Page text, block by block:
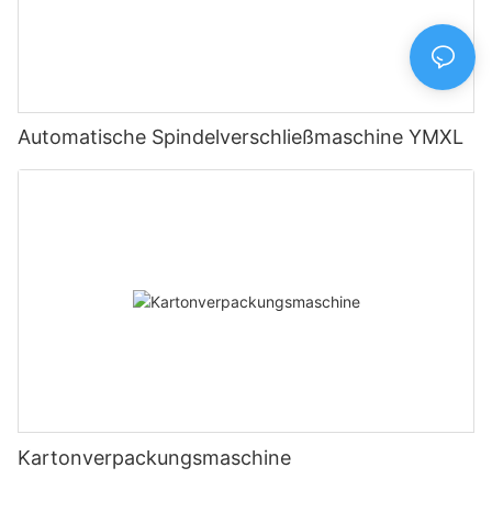
Automatische Spindelverschließmaschine YMXL
Kartonverpackungsmaschine